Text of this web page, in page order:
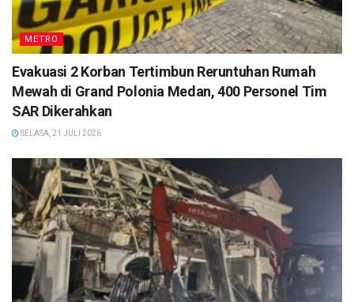
METRO
Evakuasi 2 Korban Tertimbun Reruntuhan Rumah
Mewah di Grand Polonia Medan, 400 Personel Tim
SAR Dikerahkan
SELASA, 21 JULI 2026